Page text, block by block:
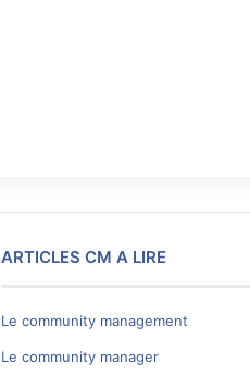
ARTICLES CM A LIRE
Le community management
Le community manager